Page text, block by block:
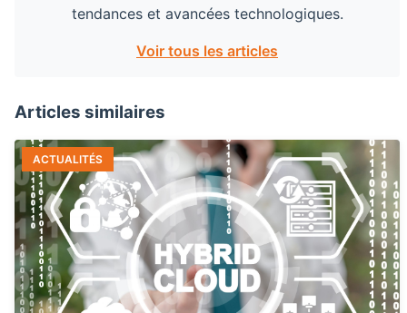
tendances et avancées technologiques.
Voir tous les articles
Articles similaires
ACTUALITÉS